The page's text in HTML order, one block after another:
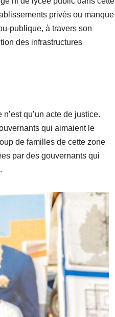
privés ou manque
publique, à travers son
des infrastructures
qu’un acte de justice.
qui aimaient le
de familles de cette zone
par des gouvernants qui